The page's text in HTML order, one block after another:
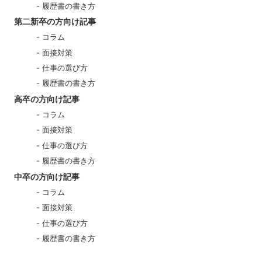
履歴書の書き方
第二新卒の方向け記事
コラム
面接対策
仕事の選び方
履歴書の書き方
高卒の方向け記事
コラム
面接対策
仕事の選び方
履歴書の書き方
中卒の方向け記事
コラム
面接対策
仕事の選び方
履歴書の書き方